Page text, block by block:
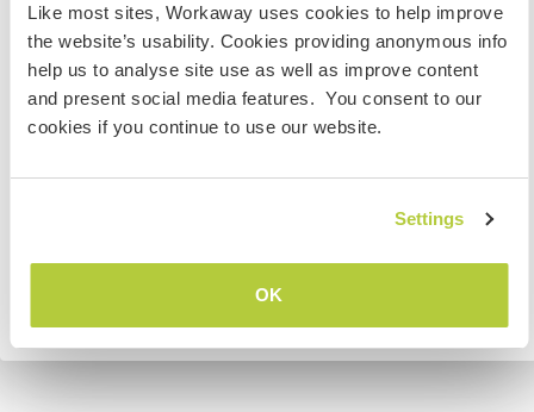
Like most sites, Workaway uses cookies to help improve
the website’s usability. Cookies providing anonymous info
help us to analyse site use as well as improve content
and present social media features. You consent to our
cookies if you continue to use our website.
Settings
OK
Temos mascotes
Somos fumantes
I have decent wifi.
If you are NOT a US CITIZEN and are planning to visit to
work, volunteer or study, YOU WILL NEED THE CORRECT
VISA. To find out more information you need to contact
the embassy in your home country BEFORE travelling.
Do NOT attempt to enter the USA without the correct